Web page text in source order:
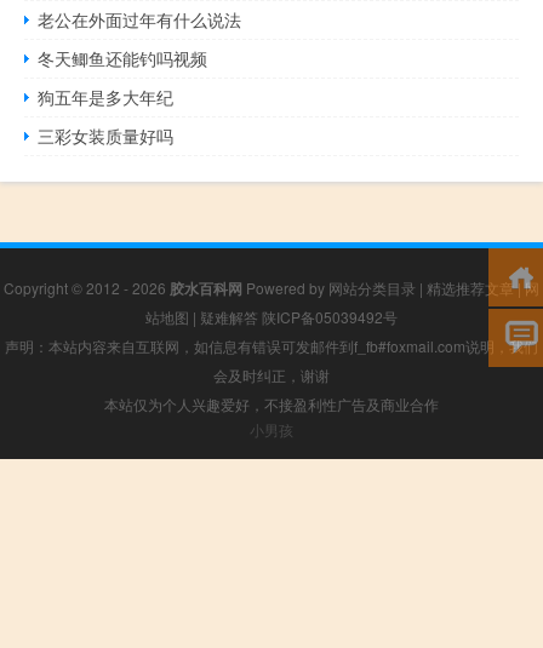
老公在外面过年有什么说法
冬天鲫鱼还能钓吗视频
狗五年是多大年纪
三彩女装质量好吗
Copyright © 2012 - 2026 胶水百科网 Powered by 网站分类目录 | 精选推荐文章|网
站地图 | 疑难解答 陕ICP备05039492号
声明：本站内容来自互联网，如信息有错误可发邮件到f_fb#foxmail.com说明，我们
会及时纠正，谢谢
本站仅为个人兴趣爱好，不接盈利性广告及商业合作
小男孩